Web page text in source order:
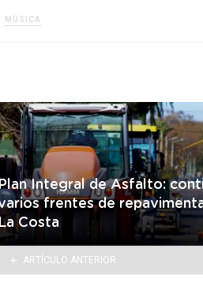
Posted
in
MÚSICA
Plan Integral de Asfalto:
frentes de
La Costa
ARTÍCULO ANTERIOR